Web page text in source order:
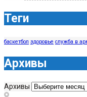
Теги
баскетбол здоровье служба в
Архивы
Архивы